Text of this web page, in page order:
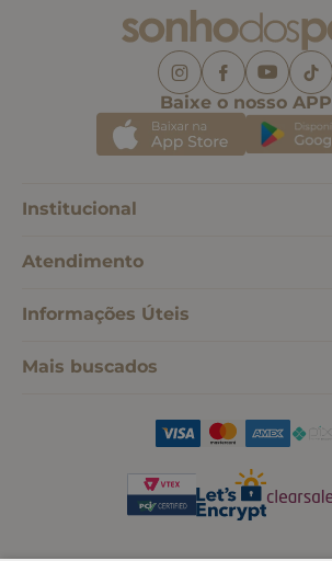
Baixe o nosso APP
Institucional
Atendimento
Informações Úteis
Mais buscados